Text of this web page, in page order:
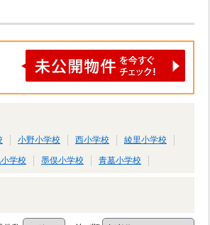
小野小学校 西小学校 綾里小学校
学校 墨俣小学校 青墓小学校